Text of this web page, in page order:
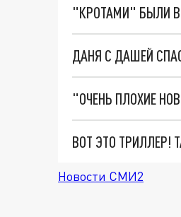
"КРОТАМИ" БЫЛИ
ДАНЯ С ДАШЕЙ
ВОТ ЭТО ТРИЛЛЕР!
Новости СМИ2